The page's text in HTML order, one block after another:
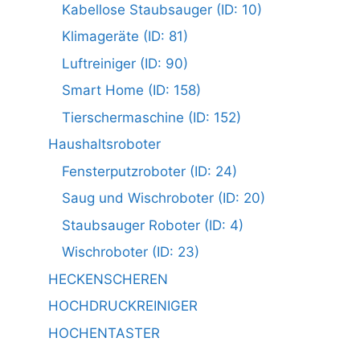
Kabellose Staubsauger (ID: 10)
Klimageräte (ID: 81)
Luftreiniger (ID: 90)
Smart Home (ID: 158)
Tierschermaschine (ID: 152)
Haushaltsroboter
Fensterputzroboter (ID: 24)
Saug und Wischroboter (ID: 20)
Staubsauger Roboter (ID: 4)
Wischroboter (ID: 23)
HECKENSCHEREN
HOCHDRUCKREINIGER
HOCHENTASTER